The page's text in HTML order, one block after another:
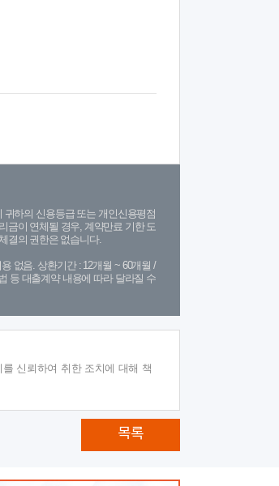
하의 신용등급 또는 개인신용평점
금이 연체될 경우, 계약만료 기한 도
결의 권한은 없습니다.
없음. 상환기간 : 12개월 ~ 60개월 /
등 대출계약 내용에 따라 달라질 수
신뢰하여 취한 조치에 대해 책
목록